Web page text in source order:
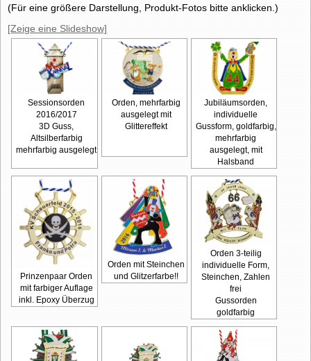
(Für eine größere Darstellung, Produkt-Fotos bitte anklicken.)
[Zeige eine Slideshow]
Sessionsorden
2016/2017
3D Guss,
Altsilberfarbig
mehrfarbig ausgelegt
Orden, mehrfarbig
ausgelegt mit
Glittereffekt
Jubiläumsorden,
individuelle
Gussform, goldfarbig,
mehrfarbig
ausgelegt, mit
Halsband
Prinzenpaar Orden
mit farbiger Auflage
inkl. Epoxy Überzug
Orden mit Steinchen
und Glitzerfarbe!!
Orden 3-teilig
individuelle Form,
Steinchen, Zahlen
frei
Gussorden
goldfarbig